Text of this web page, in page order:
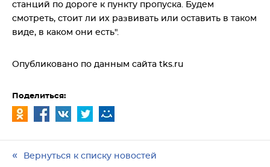
станций по дороге к пункту пропуска. Будем
смотреть, стоит ли их развивать или оставить в таком
виде, в каком они есть".
Опубликовано по данным сайта tks.ru
Поделиться:
Вернуться к списку новостей